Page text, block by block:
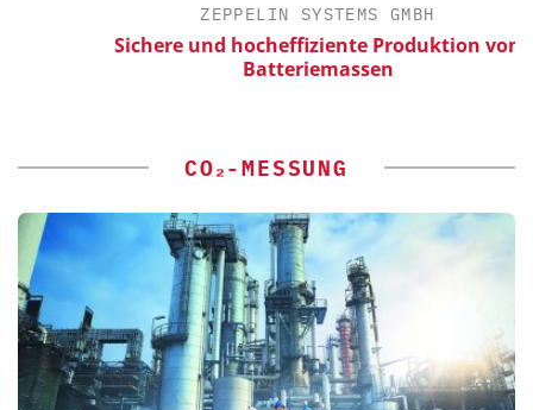
ZEPPELIN SYSTEMS GMBH
Sichere und hocheffiziente Produktion von
Batteriemassen
CO₂-MESSUNG